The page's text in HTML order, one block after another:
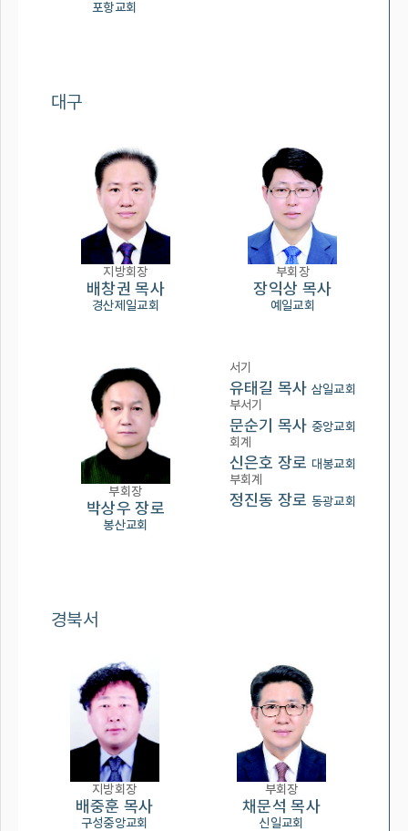
포항교회
대구
지방회장
배창권 목사
경산제일교회
부회장
장익상 목사
예일교회
부회장
박상우 장로
봉산교회
서기
유태길 목사 삼일교회
부서기
문순기 목사 중앙교회
회계
신은호 장로 대봉교회
부회계
정진동 장로 동광교회
경북서
지방회장
배중훈 목사
구성중앙교회
부회장
채문석 목사
신일교회